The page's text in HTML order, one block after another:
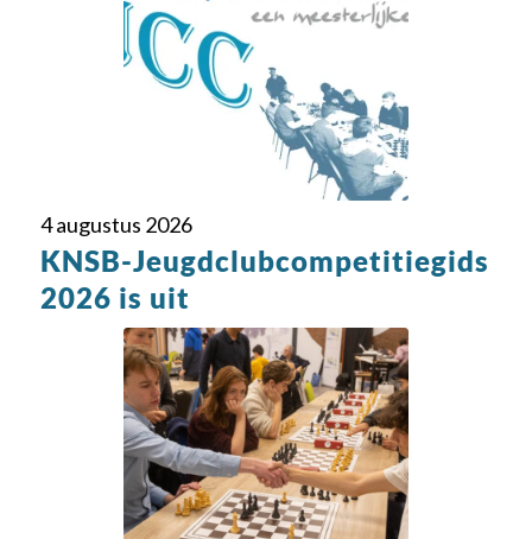
4 augustus 2026
KNSB-Jeugdclubcompetitiegids
2026 is uit